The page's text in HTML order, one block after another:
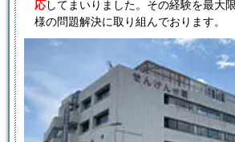
応してまいりました。その経験を最大
様の問題解決に取り組んでおります。